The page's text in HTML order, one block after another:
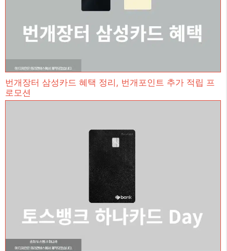
번개장터 삼성카드 혜택 정리, 번개포인트 추가 적립 프
로모션